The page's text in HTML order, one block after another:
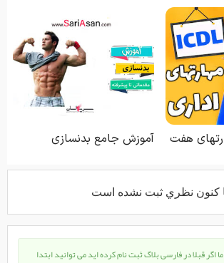
كنون نظري ثبت نشده است
اگر قبلا در فارسی بلاگ ثبت نام کرده اید می توانید ابتدا